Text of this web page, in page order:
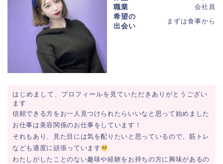
職業 会社員
希望の
出会い
まずは食事から
はじめまして、プロフィールを見ていただきありがとうござい
ます
信頼できる方をお一人見つけられたらいいなと思って始めました
お仕事は美容関係のお仕事をしています！
それもあり、見た目には気を配りたいと思っているので、筋トレ
なども適度に頑張っています
わたしがしたことのない趣味や経験をお持ちの方に興味があるの